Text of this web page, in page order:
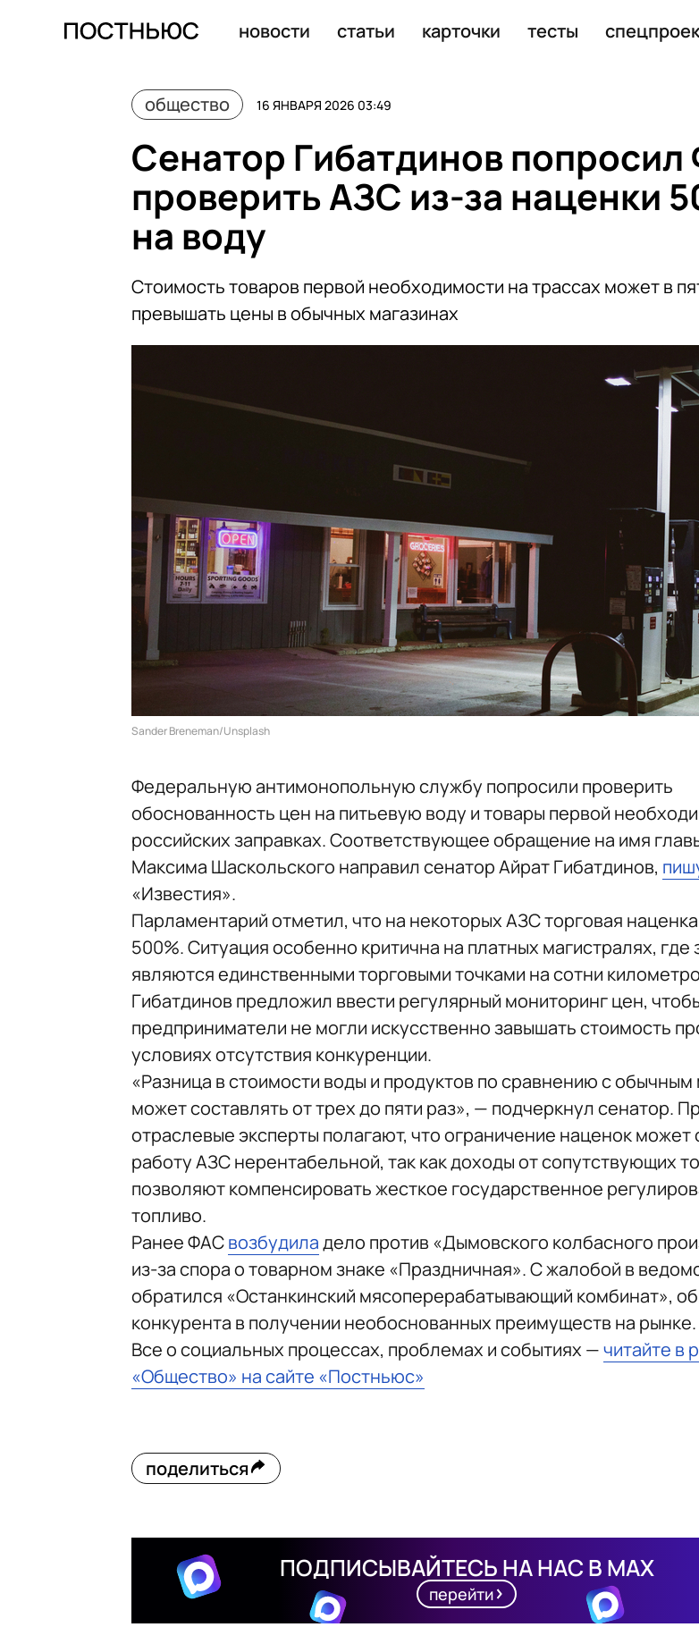
новости статьи карточки тесты
общество 16 ЯНВАРЯ 2026 03:49
Сенатор Гибатдинов
проверить АЗС из-за наценки
на воду
Стоимость товаров первой необходимости на трассах может в
превышать цены в обычных магазинах
Sander Breneman/Unsplash
Федеральную антимонопольную службу попросили проверить
обоснованность цен на питьевую воду и товары первой
российских заправках. Соответствующее обращение на имя
Максима Шаскольского направил сенатор Айрат Гибатдинов,
«Известия».
Парламентарий отметил, что на некоторых АЗС торговая
500%. Ситуация особенно критична на платных магистралях, где
являются единственными торговыми точками на сотни
Гибатдинов предложил ввести регулярный мониторинг цен,
предприниматели не могли искусственно завышать стоимость
условиях отсутствия конкуренции.
«Разница в стоимости воды и продуктов по сравнению с обычным
может составлять от трех до пяти раз», — подчеркнул сенатор.
отраслевые эксперты полагают, что ограничение наценок может
работу АЗС нерентабельной, так как доходы от сопутствующих
позволяют компенсировать жесткое государственное
топливо.
Ранее ФАСвозбудиладело против «Дымовского колбасного
из-за спора о товарном знаке «Праздничная». С жалобой в
обратился «Останкинский мясоперерабатывающий комбинат»,
конкурента в получении необоснованных преимуществ на рынке.
Все о социальных процессах, проблемах и событиях —читайте в
«Общество» на сайте «Постньюс»
поделиться
ПОДПИСЫВАЙТЕСЬ НА НАС В MAX
перейти